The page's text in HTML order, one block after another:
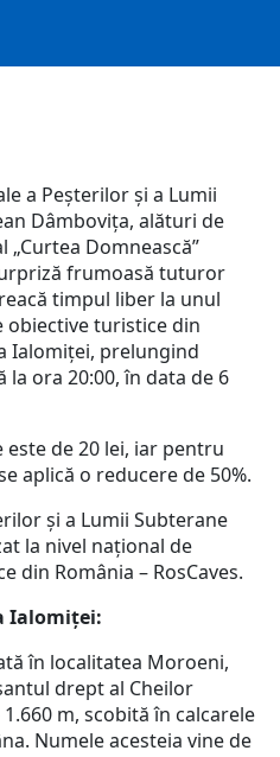
a Peșterilor și a Lumii
Dâmbovița, alături de
Domnească”
frumoasă tuturor
timpul liber la unul
obiective turistice din
Ialomiței, prelungind
ora 20:00, în data de 6
de 20 lei, iar pentru
aplică o reducere de 50%.
și a Lumii Subterane
la nivel național de
din România – RosCaves.
Ialomiței:
în localitatea Moroeni,
drept al Cheilor
m, scobită în calcarele
Numele acesteia vine de